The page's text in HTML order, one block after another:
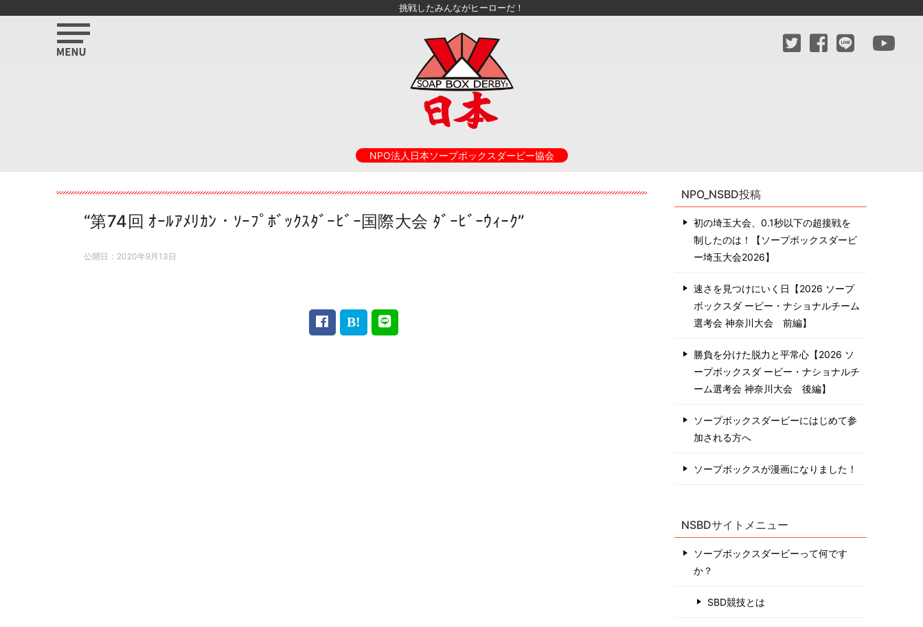
挑戦したみんながヒーローだ！
NPO法人日本ソープボックスダービー協会
“第74回 ｵｰﾙｱﾒﾘｶﾝ・ｿｰﾌﾟﾎﾞｯｸｽﾀﾞｰﾋﾞｰ国際大会 ﾀﾞｰﾋﾞｰｳｨｰｸ”
公開日： 2020年9月13日
NPO_NSBD投稿
初の埼玉大会、0.1秒以下の超接戦を
制したのは！【ソープボックスダービ
ー埼玉大会2026】
速さを見つけにいく日【2026 ソープ
ボックスダ ービー・ナショナルチーム
選考会 神奈川⼤会 前編】
勝負を分けた脱力と平常心【2026 ソ
ープボックスダ ービー・ナショナルチ
ーム選考会 神奈川⼤会 後編】
ソープボックスダービーにはじめて参
加される方へ
ソープボックスが漫画になりました！
NSBDサイトメニュー
ソープボックスダービーって何です
か？
SBD競技とは